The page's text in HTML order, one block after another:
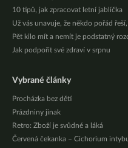
10 tipů, jak zpracovat letní jablíčka
Už vás unavuje, že někdo pořád
Pět kilo mít a nemít je podstatný
Jak podpořit své zdraví v srpnu
Vybrané články
Procházka bez dětí
Prázdniny jinak
Retro: Zboží je svůdné a láká
Červená čekanka – Cichorium